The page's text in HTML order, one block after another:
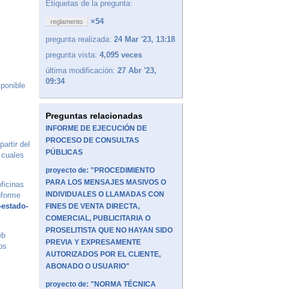
del
Etiquetas de la pregunta:
reglamento
×54
pregunta realizada: 24 Mar '23, 13:18
pregunta vista: 4,095 veces
última modificación: 27 Abr '23,
09:34
Preguntas relacionadas
INFORME DE EJECUCIÓN DE
PROCESO DE CONSULTAS
PÚBLICAS
proyecto de: "PROCEDIMIENTO
PARA LOS MENSAJES MASIVOS O
INDIVIDUALES O LLAMADAS CON
FINES DE VENTA DIRECTA,
COMERCIAL, PUBLICITARIA O
PROSELITISTA QUE NO HAYAN SIDO
PREVIA Y EXPRESAMENTE
AUTORIZADOS POR EL CLIENTE,
ABONADO O USUARIO"
proyecto de: "NORMA TÉCNICA